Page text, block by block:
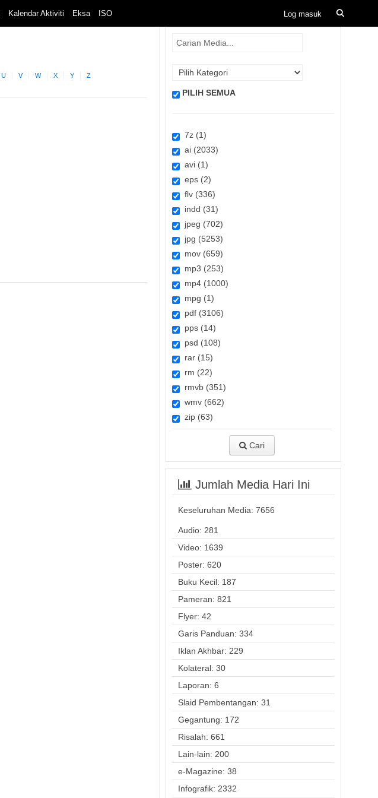
Kalendar Aktiviti Eksa ISO
U V W X Y Z
PILIH SEMUA
7z (1)
ai (2033)
avi (1)
eps (2)
flv (336)
indd (31)
jpeg (702)
jpg (5253)
mov (659)
mp3 (253)
mp4 (1000)
mpg (1)
pdf (3106)
pps (14)
psd (108)
rar (15)
rm (22)
rmvb (351)
wmv (662)
zip (63)
Cari
Jumlah Media Hari Ini
Keseluruhan Media: 7656
Audio: 281
Video: 1639
Poster: 620
Buku Kecil: 187
Pameran: 821
Flyer: 42
Garis Panduan: 334
Iklan Akhbar: 229
Kolateral: 30
Laporan: 6
Slaid Pembentangan: 31
Gegantung: 172
Risalah: 661
Lain-lain: 200
e-Magazine: 38
Infografik: 2332